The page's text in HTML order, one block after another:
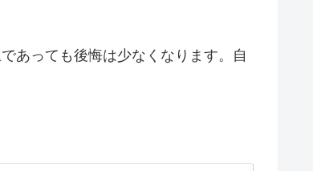
あっても後悔は少なくなります。自